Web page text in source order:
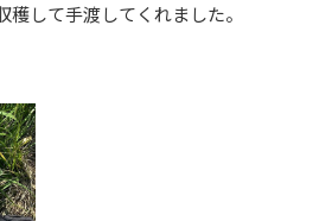
して手渡してくれました。